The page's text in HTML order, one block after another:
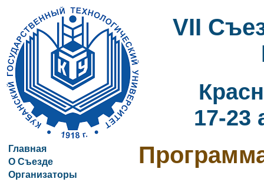
VII
17-23
Главная
О Съезде
Организаторы